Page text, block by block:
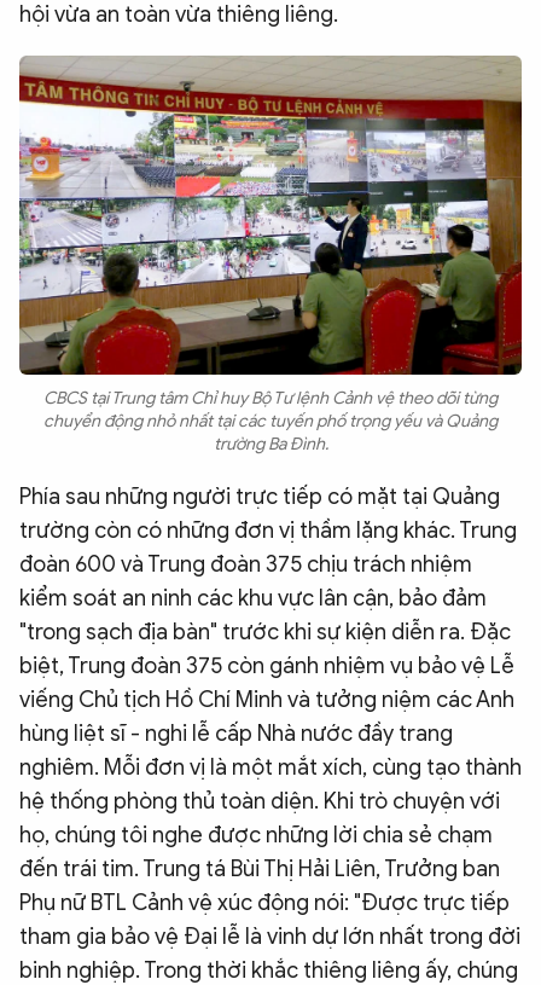
hội vừa an toàn vừa thiêng liêng.
CBCS tại Trung tâm Chỉ huy Bộ Tư lệnh Cảnh vệ theo dõi từng
chuyển động nhỏ nhất tại các tuyến phố trọng yếu và Quảng
trường Ba Đình.
Phía sau những người trực tiếp có mặt tại Quảng
trường còn có những đơn vị thầm lặng khác. Trung
đoàn 600 và Trung đoàn 375 chịu trách nhiệm
kiểm soát an ninh các khu vực lân cận, bảo đảm
"trong sạch địa bàn" trước khi sự kiện diễn ra. Đặc
biệt, Trung đoàn 375 còn gánh nhiệm vụ bảo vệ Lễ
viếng Chủ tịch Hồ Chí Minh và tưởng niệm các Anh
hùng liệt sĩ - nghi lễ cấp Nhà nước đầy trang
nghiêm. Mỗi đơn vị là một mắt xích, cùng tạo thành
hệ thống phòng thủ toàn diện. Khi trò chuyện với
họ, chúng tôi nghe được những lời chia sẻ chạm
đến trái tim. Trung tá Bùi Thị Hải Liên, Trưởng ban
Phụ nữ BTL Cảnh vệ xúc động nói: "Được trực tiếp
tham gia bảo vệ Đại lễ là vinh dự lớn nhất trong đời
binh nghiệp. Trong thời khắc thiêng liêng ấy, chúng